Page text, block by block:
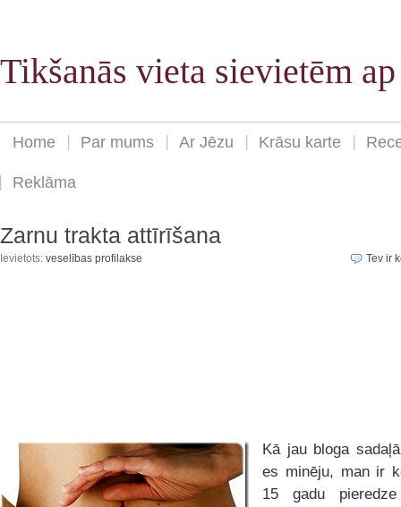
Tikšanās vieta sievietēm
Home Par mums Ar Jēzu Krāsu karte
Reklāma
Zarnu trakta attīrīšana
Ievietots: veselības profilakse Tev ir
Kā jau bloga
es minēju, man ir
15 gadu